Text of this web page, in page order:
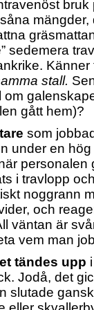
sedemera
stall.
om
gått hem)?
som
under en
personalen
i travlopp
noggrann
och
väntan är
vem man
tändes upp
Jodå, det
slutade